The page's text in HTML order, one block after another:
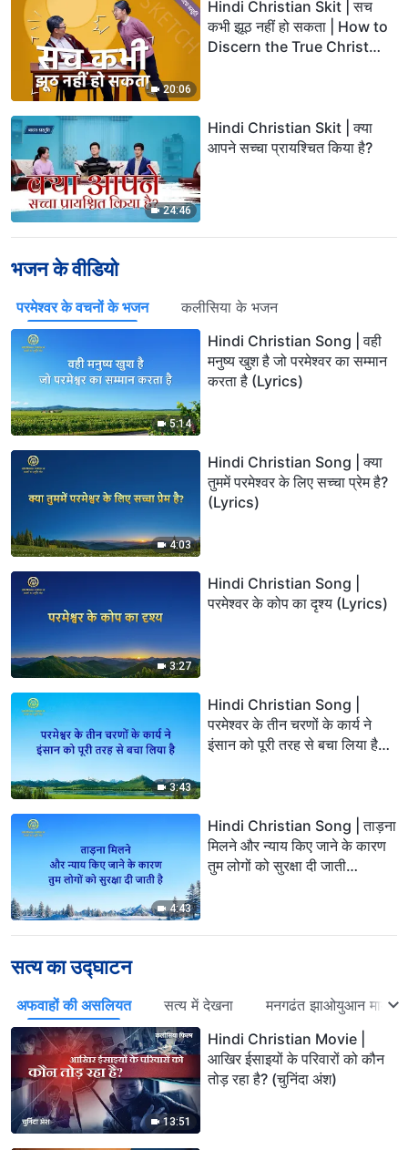
20:06
Hindi Christian Skit | सच
कभी झूठ नहीं हो सकता | How to
Discern the True Christ
24:46
Hindi Christian Skit | क्या
आपने सच्चा प्रायश्चित किया है?
भजन के वीडियो
परमेश्वर के वचनों के भजन कलीसिया के भजन
5:14
Hindi Christian Song | वही
मनुष्य खुश है जो परमेश्वर का सम्मान
करता है (Lyrics)
4:03
Hindi Christian Song | क्या
तुममें परमेश्वर के लिए सच्चा प्रेम है?
(Lyrics)
3:27
Hindi Christian Song |
परमेश्वर के कोप का दृश्य (Lyrics)
3:43
Hindi Christian Song |
परमेश्वर के तीन चरणों के कार्य ने
इंसान को पूरी तरह से बचा लिया है
4:43
Hindi Christian Song | ताड़ना
मिलने और न्याय किए जाने के कारण
तुम लोगों को सुरक्षा दी जाती
सत्य का उद्घाटन
अफवाहों की असलियत सत्य में देखना मनगढंत झाओयुआन मामला
13:51
Hindi Christian Movie |
आखिर ईसाइयों के परिवारों को कौन
तोड़ रहा है? (चुनिंदा अंश)